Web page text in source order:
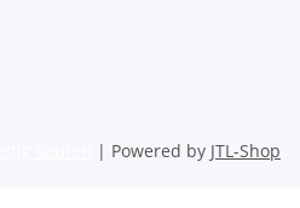
| Powered by JTL-Shop